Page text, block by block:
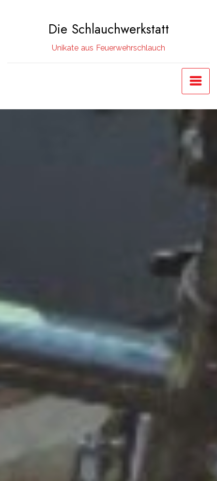
Die Schlauchwerkstatt
Unikate aus Feuerwehrschlauch